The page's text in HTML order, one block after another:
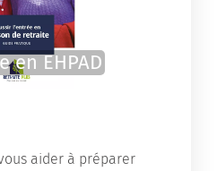
en EHPAD
aider à préparer